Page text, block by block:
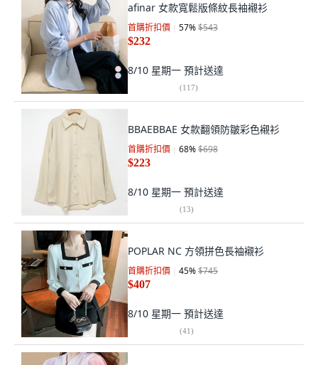
afinar 女款寬鬆版條紋長袖襯衫
首購折扣價 57%$543
$232
8/10 星期一 預計送達
(117)
BBAEBBAE 女款翻領防皺彩色襯衫
首購折扣價 68%$698
$223
8/10 星期一 預計送達
(13)
POPLAR NC 方領拼色長袖襯衫
首購折扣價 45%$745
$407
8/10 星期一 預計送達
(41)